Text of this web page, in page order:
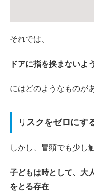
それでは、
ドアに指を挟まないよ
にはどのようなものが
リスクをゼロにす
しかし、冒頭でも少し
子どもは時として、大
をとる存在